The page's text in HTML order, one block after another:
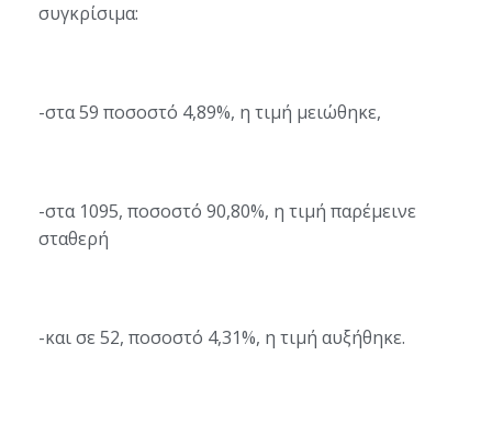
συγκρίσιμα:
-στα59 ποσοστό 4,89%, η τιμή μειώθηκε,
-στα 1095, ποσοστό 90,80%, η τιμή παρέμεινε
σταθερή
-και σε 52, ποσοστό 4,31%, η τιμή αυξήθηκε.